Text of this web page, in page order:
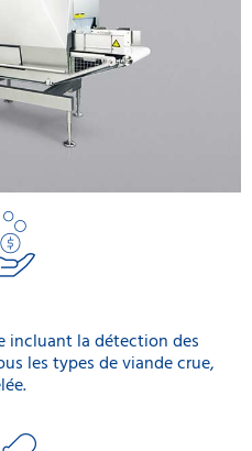
incluant la détection des
les types de viande crue,